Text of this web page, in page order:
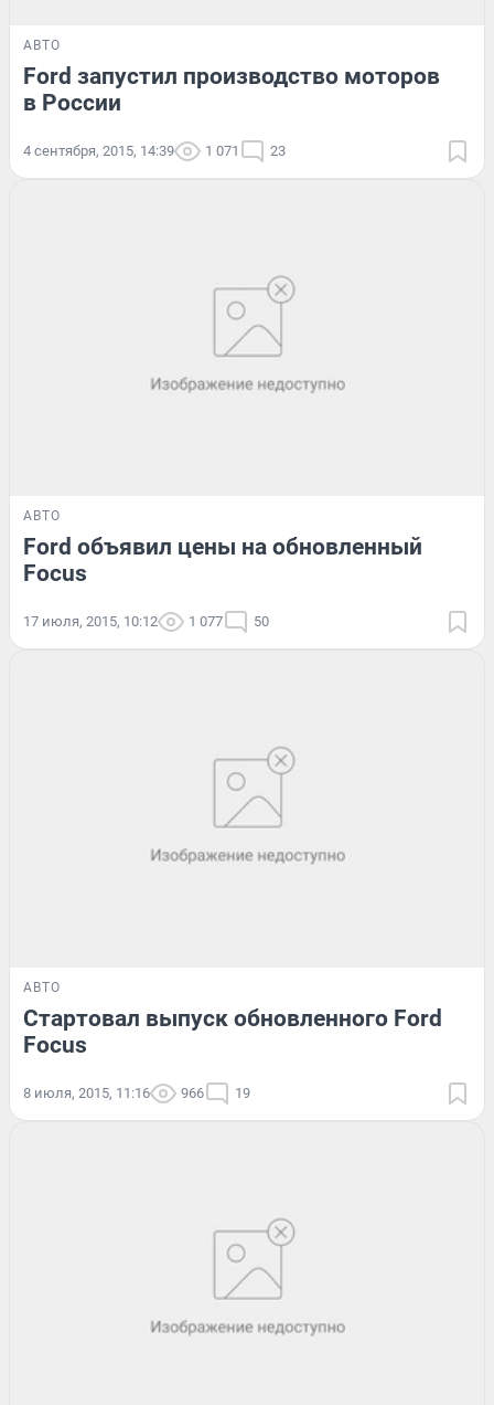
АВТО
Ford запустил производство моторов
в России
4 сентября, 2015, 14:39 1 071 23
АВТО
Ford объявил цены на обновленный
Focus
17 июля, 2015, 10:12 1 077 50
АВТО
Стартовал выпуск обновленного Ford
Focus
8 июля, 2015, 11:16 966 19